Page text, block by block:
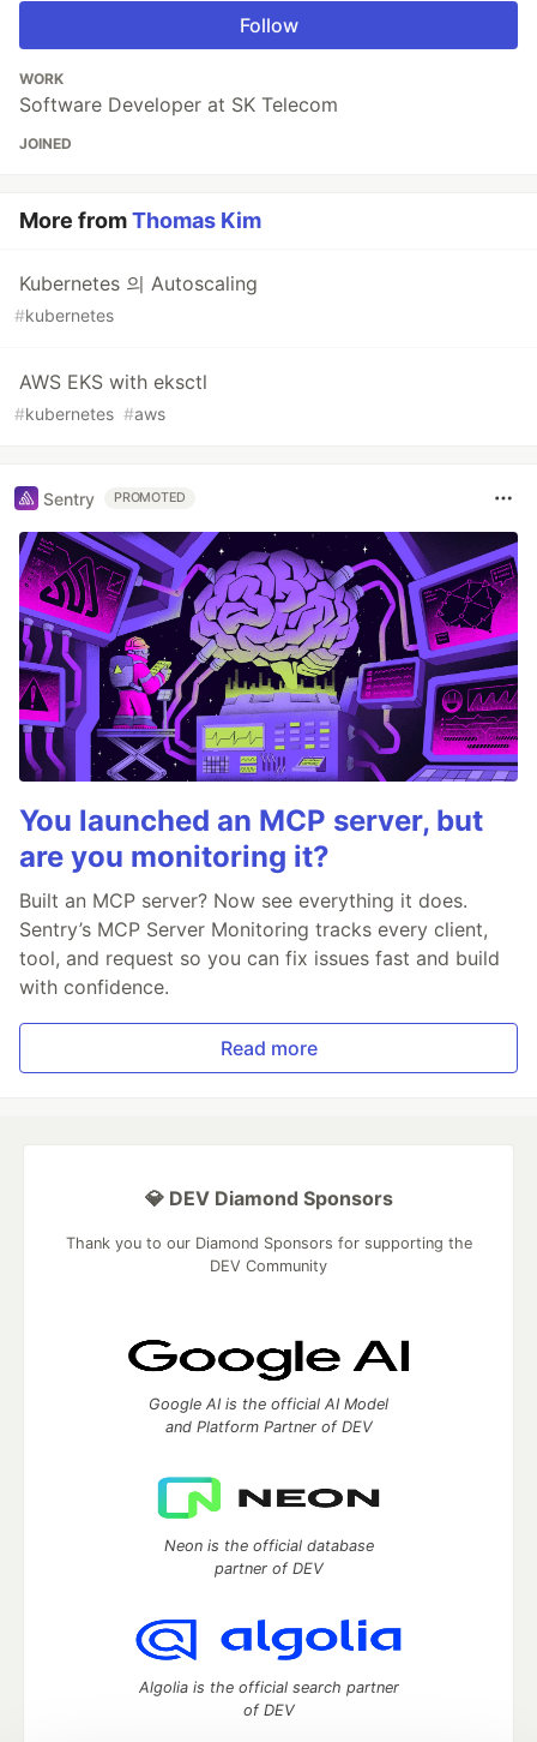
Follow
WORK
Software Developer at SK Telecom
JOINED
More fromThomas Kim
Kubernetes 의 Autoscaling
#kubernetes
AWS EKS with eksctl
#kubernetes #aws
Sentry PROMOTED
You launched an MCP server, but
are you monitoring it?
Built an MCP server? Now see everything it does.
Sentry’s MCP Server Monitoring tracks every client,
tool, and request so you can fix issues fast and build
with confidence.
Read more
💎 DEV Diamond Sponsors
Thank you to our Diamond Sponsors for supporting the
DEV Community
Google AI is the official AI Model
and Platform Partner of DEV
Neon is the official database
partner of DEV
Algolia is the official search partner
of DEV